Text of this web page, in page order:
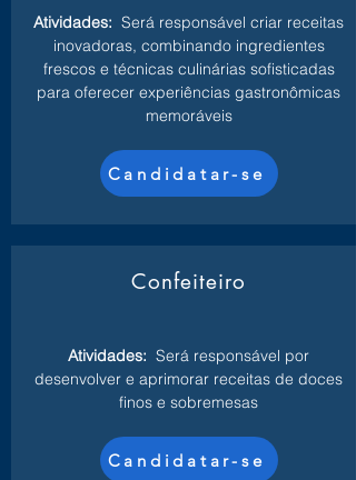
Atividades: Será responsável criar receitas
inovadoras, combinando ingredientes
frescos e técnicas culinárias sofisticadas
para oferecer experiências gastronômicas
memoráveis
Candidatar-se
Confeiteiro
Atividades: Será responsável por
desenvolver e aprimorar receitas de doces
finos e sobremesas
Candidatar-se